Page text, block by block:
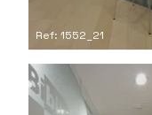
Ref: 1552_21